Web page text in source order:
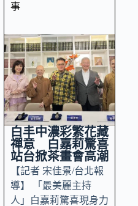
事
白丰中濃彩繁花藏
禪意 白嘉莉驚喜
站台掀茶畫會高潮
【記者 宋佳景/台北報
導】 「最美麗主持
人」白嘉莉驚喜現身力